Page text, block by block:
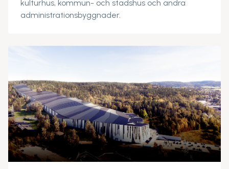
kulturhus, kommun- och stadshus och andra
administrationsbyggnader.